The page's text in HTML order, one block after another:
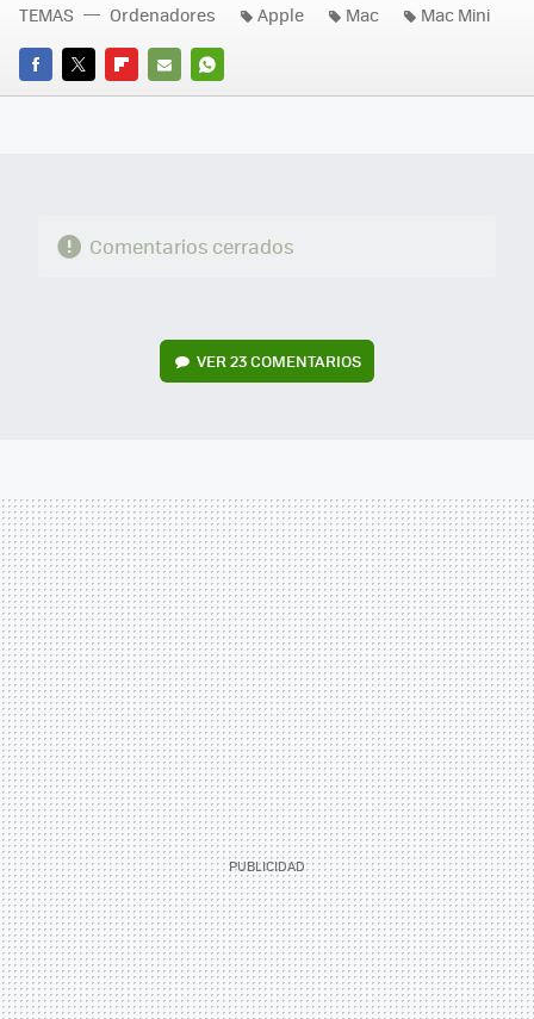
FACEBOOK
TWITTERFLIPBOARD
E-
WHATSAPP
TEMAS Ordenadores Apple Mac Mac Mini
Comentarios cerrados
VER23 COMENTARIOS